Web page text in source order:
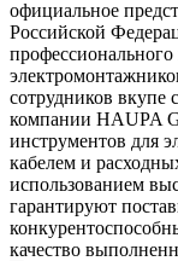
официальное
Российской
сотрудников вкупе
компании HAUPA
инструментов для
кабелем и
использованием
гарантируют
качество